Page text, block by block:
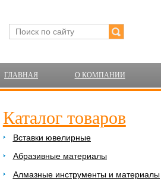
ГЛАВНАЯ О КОМПАНИИ
Каталог товаров
Вставки ювелирные
Абразивные материалы
Алмазные инструменты и материалы